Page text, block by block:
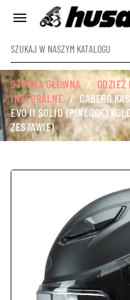

STRONA GŁÓWNA ODZIEŻ
INTEGRALNE
CABERG
EVO II SOLID (PINLOCK)
ZESTAWIE)